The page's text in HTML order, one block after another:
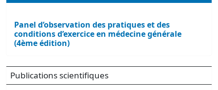
Panel d’observation des pratiques et des
conditions d’exercice en médecine générale
(4ème édition)
Publications scientifiques